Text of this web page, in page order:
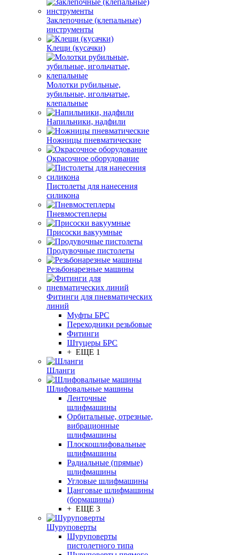
Заклепочные (клепальные)
инструменты
Клещи (кусачки)
Молотки рубильные,
зубильные, игольчатые,
клепальные
Напильники, надфили
Ножницы пневматические
Окрасочное оборудование
Пистолеты для нанесения
силикона
Пневмостеплеры
Присоски вакуумные
Продувочные пистолеты
Резьбонарезные машины
Фитинги для пневматических
линий
Муфты БРС
Переходники резьбовые
Фитинги
Штуцеры БРС
+ ЕЩЕ 1
Шланги
Шлифовальные машины
Ленточные
шлифмашины
Орбитальные, отрезные,
вибрационные
шлифмашины
Плоскошлифовальные
шлифмашины
Радиальные (прямые)
шлифмашины
Угловые шлифмашины
Цанговые шлифмашины
(бормашины)
+ ЕЩЕ 3
Шуруповерты
Шуруповерты
пистолетного типа